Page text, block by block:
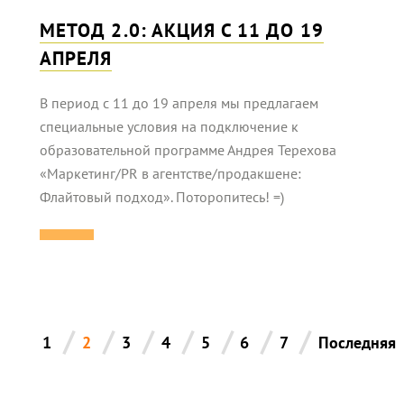
МЕТОД 2.0: АКЦИЯ С 11 ДО 19
АПРЕЛЯ
В период с 11 до 19 апреля мы предлагаем
специальные условия на подключение к
образовательной программе Андрея Терехова
«Маркетинг/PR в агентстве/продакшене:
Флайтовый подход». Поторопитесь! =)
1 / 2 / 3 / 4 / 5 / 6 / 7 / Последняя